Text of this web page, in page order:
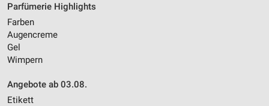
Parfümerie Highlights
Farben
Augencreme
Gel
Wimpern
Angebote ab 03.08.
Etikett